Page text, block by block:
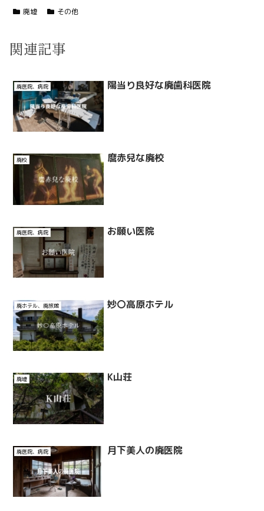
廃墟 その他
関連記事
廃医院、病院 陽当り良好な廃歯科医院
廃校 麿赤兒な廃校
廃医院、病院 お願い医院
廃ホテル、廃旅館 妙〇高原ホテル
廃墟 K山荘
廃医院、病院 月下美人の廃医院